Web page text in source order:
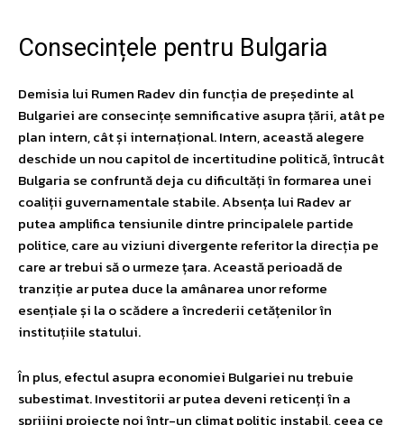
Consecințele pentru Bulgaria
Demisia lui Rumen Radev din funcția de președinte al
Bulgariei are consecințe semnificative asupra țării, atât pe
plan intern, cât și internațional. Intern, această alegere
deschide un nou capitol de incertitudine politică, întrucât
Bulgaria se confruntă deja cu dificultăți în formarea unei
coaliții guvernamentale stabile. Absența lui Radev ar
putea amplifica tensiunile dintre principalele partide
politice, care au viziuni divergente referitor la direcția pe
care ar trebui să o urmeze țara. Această perioadă de
tranziție ar putea duce la amânarea unor reforme
esențiale și la o scădere a încrederii cetățenilor în
instituțiile statului.
În plus, efectul asupra economiei Bulgariei nu trebuie
subestimat. Investitorii ar putea deveni reticenți în a
sprijini proiecte noi într-un climat politic instabil, ceea ce